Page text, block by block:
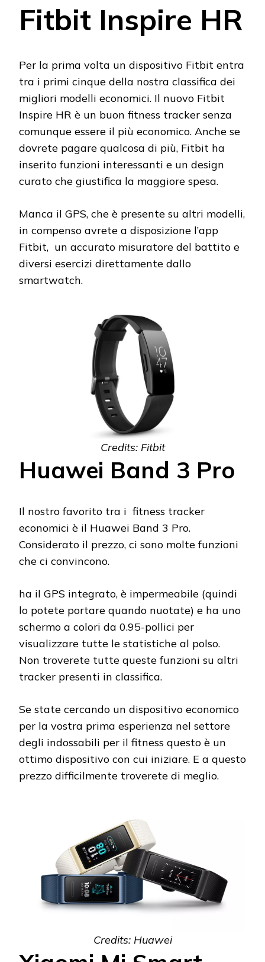
Fitbit Inspire HR
Per la prima volta un dispositivo Fitbit entra
tra i primi cinque della nostra classifica dei
migliori modelli economici. Il nuovo Fitbit
Inspire HR è un buon fitness tracker senza
comunque essere il più economico. Anche se
dovrete pagare qualcosa di più, Fitbit ha
inserito funzioni interessanti e un design
curato che giustifica la maggiore spesa.
Manca il GPS, che è presente su altri modelli,
in compenso avrete a disposizione l’app
Fitbit, un accurato misuratore del battito e
diversi esercizi direttamente dallo
smartwatch.
Credits: Fitbit
Huawei Band 3 Pro
Il nostro favorito tra i fitness tracker
economici è il Huawei Band 3 Pro.
Considerato il prezzo, ci sono molte funzioni
che ci convincono.
ha il GPS integrato, è impermeabile (quindi
lo potete portare quando nuotate) e ha uno
schermo a colori da 0.95-pollici per
visualizzare tutte le statistiche al polso.
Non troverete tutte queste funzioni su altri
tracker presenti in classifica.
Se state cercando un dispositivo economico
per la vostra prima esperienza nel settore
degli indossabili per il fitness questo è un
ottimo dispositivo con cui iniziare. E a questo
prezzo difficilmente troverete di meglio.
Credits: Huawei